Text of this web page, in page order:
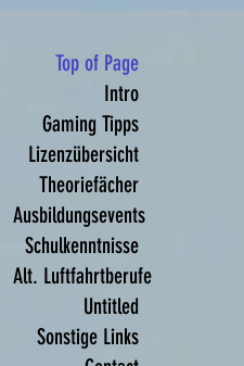
Top of Page
Intro
Gaming Tipps
Lizenzübersicht
Theoriefächer
Ausbildungsevents
Schulkenntnisse
Alt. Luftfahrtberufe
Untitled
Sonstige Links